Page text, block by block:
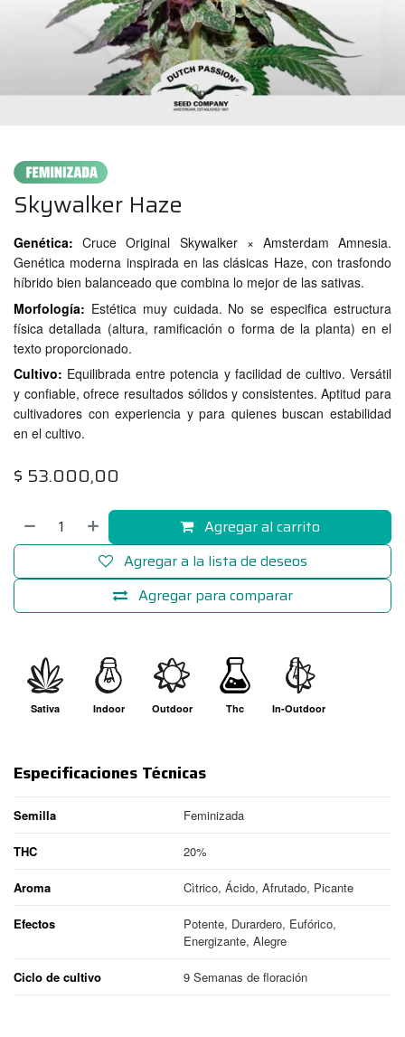
Skywalker Haze
Genética: Cruce Original Skywalker × Amsterdam Amnesia.
Genética moderna inspirada en las clásicas Haze, con trasfondo
híbrido bien balanceado que combina lo mejor de las sativas.
Morfología: Estética muy cuidada. No se especifica estructura
física detallada (altura, ramificación o forma de la planta) en el
texto proporcionado.
Cultivo: Equilibrada entre potencia y facilidad de cultivo. Versátil
y confiable, ofrece resultados sólidos y consistentes. Aptitud para
cultivadores con experiencia y para quienes buscan estabilidad
en el cultivo.
$ 53.000,00
Agregar al carrito
Agregar para comparar
Agregar a la lista de deseos
Sativa Indoor Outdoor Thc In-Outdoor
Especificaciones Técnicas
Semilla Feminizada
THC 20%
Aroma Cìtrico, Ácido, Afrutado, Picante
Efectos
Potente, Durardero, Eufórico,
Energizante, Alegre
Ciclo de cultivo 9 Semanas de floración